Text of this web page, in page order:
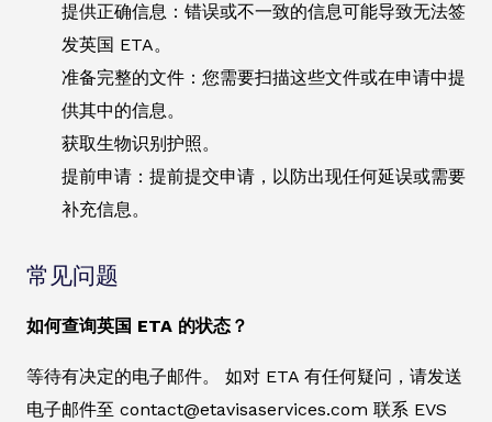
提供正确信息：错误或不一致的信息可能导致无法签
发英国 ETA。
准备完整的文件：您需要扫描这些文件或在申请中提
供其中的信息。
获取生物识别护照。
提前申请：提前提交申请，以防出现任何延误或需要
补充信息。
常见问题
如何查询英国 ETA 的状态？
等待有决定的电子邮件。 如对 ETA 有任何疑问，请发送
电子邮件至 contact@etavisaservices.com 联系 EVS